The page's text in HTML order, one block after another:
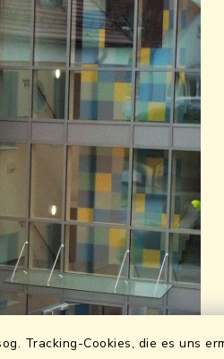
Tracking-Cookies, die es uns